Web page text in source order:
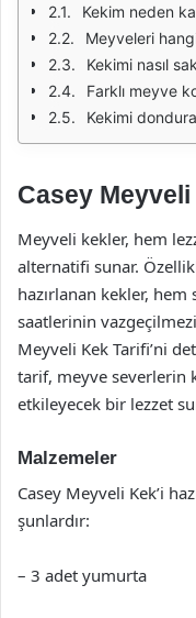
Kekim neden
Meyveleri
Kekimi nasıl
Farklı meyve
Kekimi
Casey
Meyveli kekler, hem
alternatifi sunar.
hazırlanan kekler,
saatlerinin
Meyveli Kek Tarifi’ni
tarif, meyve severlerin
etkileyecek bir lezzet
Malzemeler
Casey Meyveli Kek’i
şunlardır:
– 3 adet yumurta